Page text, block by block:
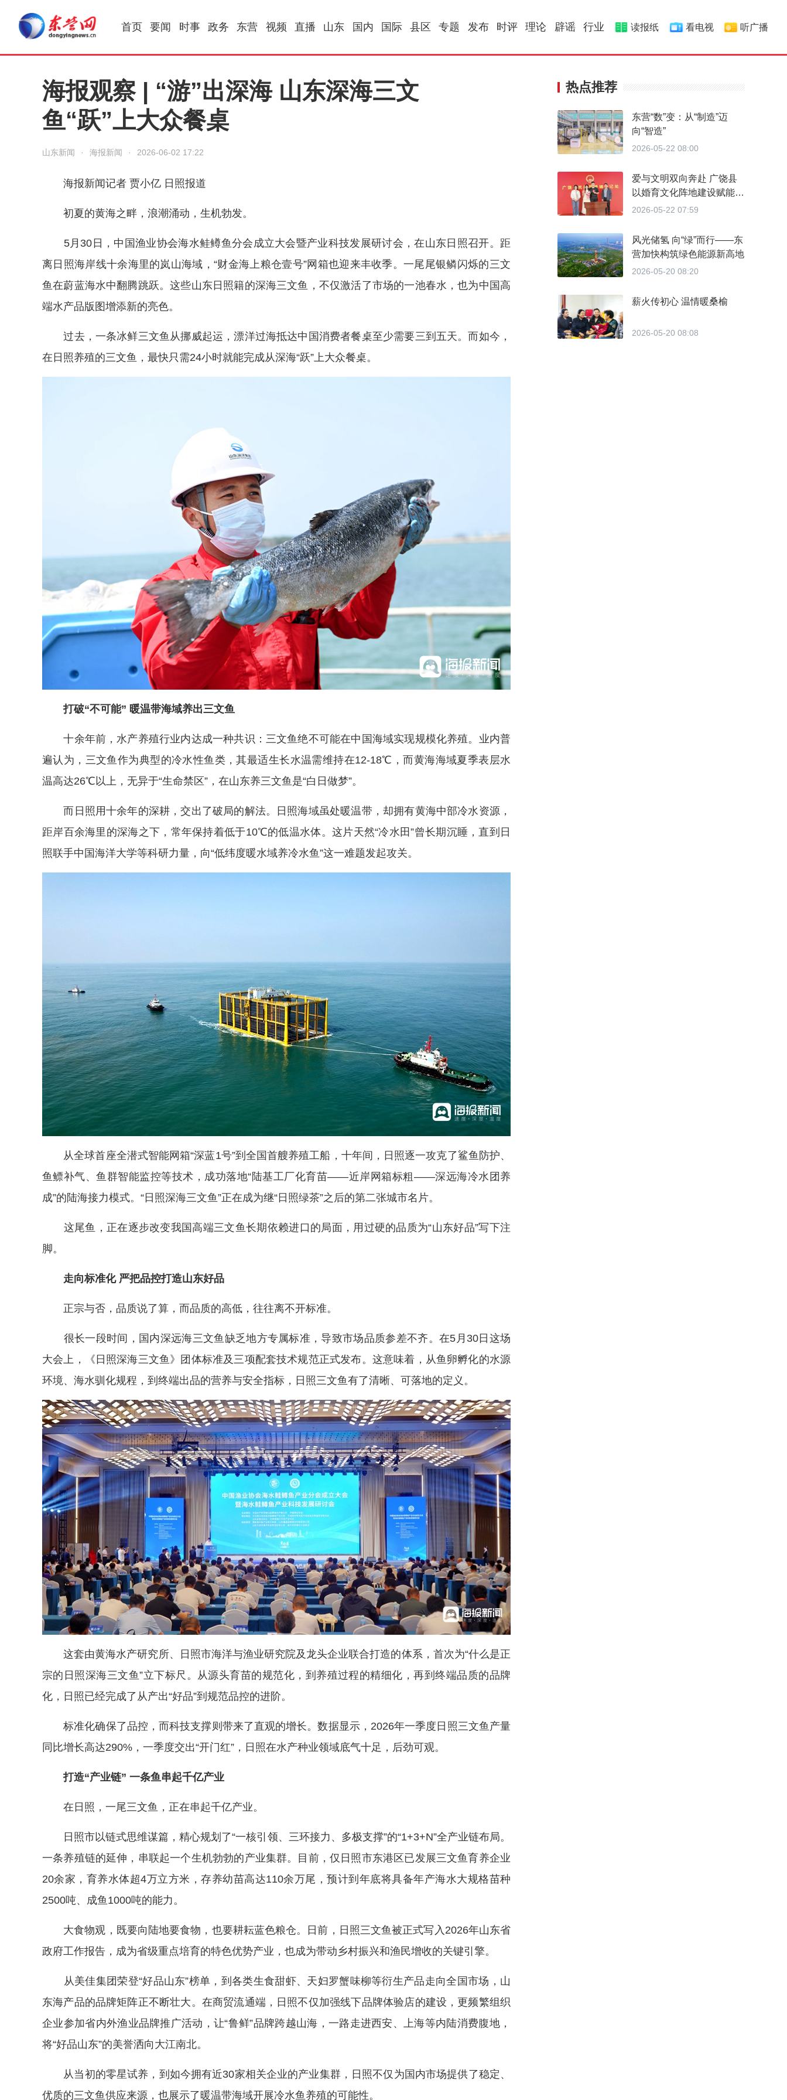
首页 要闻 时事 政务 东营 视频 直播 山东 国内 国际 县区 专题 发布 时评 理论 辟谣 行业 读报纸 看电视 听广播
海报观察 | “游”出深海 山东深海三文
鱼“跃”上大众餐桌
山东新闻 · 海报新闻 · 2026-06-02 17:22
海报新闻记者 贾小亿 日照报道
初夏的黄海之畔，浪潮涌动，生机勃发。
5月30日，中国渔业协会海水鲑鳟鱼分会成立大会暨产业科技发展研讨会，在山东日照召开。距
离日照海岸线十余海里的岚山海域，“财金海上粮仓壹号”网箱也迎来丰收季。一尾尾银鳞闪烁的三文
鱼在蔚蓝海水中翻腾跳跃。这些山东日照籍的深海三文鱼，不仅激活了市场的一池春水，也为中国高
端水产品版图增添新的亮色。
过去，一条冰鲜三文鱼从挪威起运，漂洋过海抵达中国消费者餐桌至少需要三到五天。而如今，
在日照养殖的三文鱼，最快只需24小时就能完成从深海“跃”上大众餐桌。
打破“不可能” 暖温带海域养出三文鱼
十余年前，水产养殖行业内达成一种共识：三文鱼绝不可能在中国海域实现规模化养殖。业内普
遍认为，三文鱼作为典型的冷水性鱼类，其最适生长水温需维持在12-18℃，而黄海海域夏季表层水
温高达26℃以上，无异于“生命禁区”，在山东养三文鱼是“白日做梦”。
而日照用十余年的深耕，交出了破局的解法。日照海域虽处暖温带，却拥有黄海中部冷水资源，
距岸百余海里的深海之下，常年保持着低于10℃的低温水体。这片天然“冷水田”曾长期沉睡，直到日
照联手中国海洋大学等科研力量，向“低纬度暖水域养冷水鱼”这一难题发起攻关。
从全球首座全潜式智能网箱“深蓝1号”到全国首艘养殖工船，十年间，日照逐一攻克了鲨鱼防护、
鱼鳔补气、鱼群智能监控等技术，成功落地“陆基工厂化育苗——近岸网箱标粗——深远海冷水团养
成”的陆海接力模式。“日照深海三文鱼”正在成为继“日照绿茶”之后的第二张城市名片。
这尾鱼，正在逐步改变我国高端三文鱼长期依赖进口的局面，用过硬的品质为“山东好品”写下注
脚。
走向标准化 严把品控打造山东好品
正宗与否，品质说了算，而品质的高低，往往离不开标准。
很长一段时间，国内深远海三文鱼缺乏地方专属标准，导致市场品质参差不齐。在5月30日这场
大会上，《日照深海三文鱼》团体标准及三项配套技术规范正式发布。这意味着，从鱼卵孵化的水源
环境、海水驯化规程，到终端出品的营养与安全指标，日照三文鱼有了清晰、可落地的定义。
这套由黄海水产研究所、日照市海洋与渔业研究院及龙头企业联合打造的体系，首次为“什么是正
宗的日照深海三文鱼”立下标尺。从源头育苗的规范化，到养殖过程的精细化，再到终端品质的品牌
化，日照已经完成了从产出“好品”到规范品控的进阶。
标准化确保了品控，而科技支撑则带来了直观的增长。数据显示，2026年一季度日照三文鱼产量
同比增长高达290%，一季度交出“开门红”，日照在水产种业领域底气十足，后劲可观。
打造“产业链” 一条鱼串起千亿产业
在日照，一尾三文鱼，正在串起千亿产业。
日照市以链式思维谋篇，精心规划了“一核引领、三环接力、多极支撑”的“1+3+N”全产业链布局。
一条养殖链的延伸，串联起一个生机勃勃的产业集群。目前，仅日照市东港区已发展三文鱼育养企业
20余家，育养水体超4万立方米，存养幼苗高达110余万尾，预计到年底将具备年产海水大规格苗种
2500吨、成鱼1000吨的能力。
大食物观，既要向陆地要食物，也要耕耘蓝色粮仓。日前，日照三文鱼被正式写入2026年山东省
政府工作报告，成为省级重点培育的特色优势产业，也成为带动乡村振兴和渔民增收的关键引擎。
从美佳集团荣登“好品山东”榜单，到各类生食甜虾、天妇罗蟹味柳等衍生产品走向全国市场，山
东海产品的品牌矩阵正不断壮大。在商贸流通端，日照不仅加强线下品牌体验店的建设，更频繁组织
企业参加省内外渔业品牌推广活动，让“鲁鲜”品牌跨越山海，一路走进西安、上海等内陆消费腹地，
将“好品山东”的美誉洒向大江南北。
从当初的零星试养，到如今拥有近30家相关企业的产业集群，日照不仅为国内市场提供了稳定、
优质的三文鱼供应来源，也展示了暖温带海域开展冷水鱼养殖的可能性。
热点推荐
东营“数”变：从“制造”迈
向“智造”
2026-05-22 08:00
爱与文明双向奔赴 广饶县
以婚育文化阵地建设赋能婚
育新风
2026-05-22 07:59
风光储氢 向“绿”而行——东
营加快构筑绿色能源新高地
2026-05-20 08:20
薪火传初心 温情暖桑榆
2026-05-20 08:08